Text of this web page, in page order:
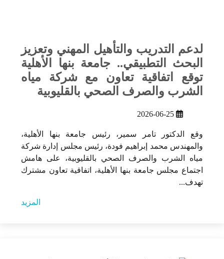
لدعم التدريب والتأهيل المهني وتعزيز
البحث التطبيقي.. جامعة بنها الأهلية
توقع اتفاقية تعاون مع شركة مياه
الشرب والصرف الصحي بالقليوبية
2026-06-25
وقع الدكتور تامر سمير، رئيس جامعة بنها الأهلية،
والمهندس محمد إبراهيم فودة، رئيس مجلس إدارة شركة
مياه الشرب والصرف الصحي بالقليوبية، على هامش
اجتماع مجلس جامعة بنها الأهلية، اتفاقية تعاون مشترك
تهدف...
المزيد